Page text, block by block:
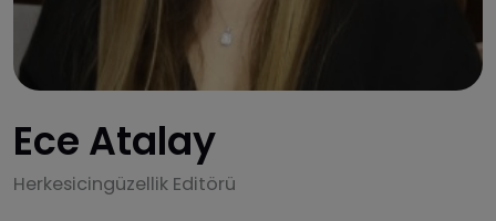
Ece Atalay
Herkesicingüzellik Editörü